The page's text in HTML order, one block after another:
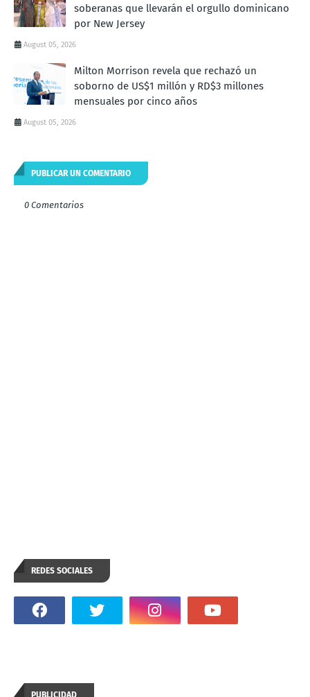
soberanas que llevarán el orgullo dominicano
por New Jersey
August 05, 2026
Milton Morrison revela que rechazó un
soborno de US$1 millón y RD$3 millones
mensuales por cinco años
August 05, 2026
PUBLICAR UN COMENTARIO
0 Comentarios
REDES SOCIALES
PUBLICIDAD